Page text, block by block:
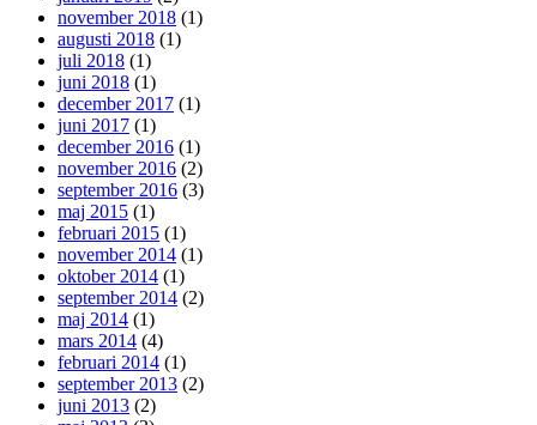
november 2018 (1)
augusti 2018 (1)
juli 2018 (1)
juni 2018 (1)
december 2017 (1)
juni 2017 (1)
december 2016 (1)
november 2016 (2)
september 2016 (3)
maj 2015 (1)
februari 2015 (1)
november 2014 (1)
oktober 2014 (1)
september 2014 (2)
maj 2014 (1)
mars 2014 (4)
februari 2014 (1)
september 2013 (2)
juni 2013 (2)